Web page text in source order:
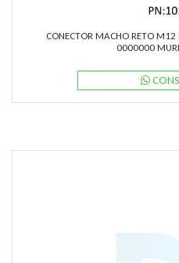
CONECTOR MACHO RETO M12
0000000